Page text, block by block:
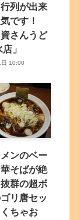
列が出来
気です！
さんうど
」
10:00
ンのベー
そばが絶
群の超ボ
リ唐セッ
ちゃお